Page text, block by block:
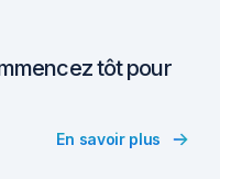
tôt pour
En savoir plus